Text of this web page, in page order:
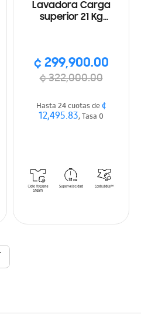
Lavadora Carga
superior 21 Kg
¢ 299,900.00
¢ 322,000.00
Hasta 24 cuotas de¢
12,495.83, Tasa 0